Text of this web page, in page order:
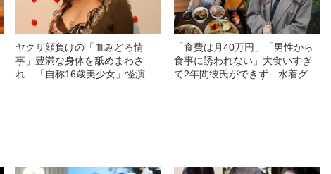
ヤクザ顔負けの「血みどろ情
事」豊満な身体を舐めまわさ
れ…「自称16歳美少女」怪演
「食費は月40万円」「男性から
食事に誘われない」大食いすぎ
て2年間彼氏ができず…水着グラ